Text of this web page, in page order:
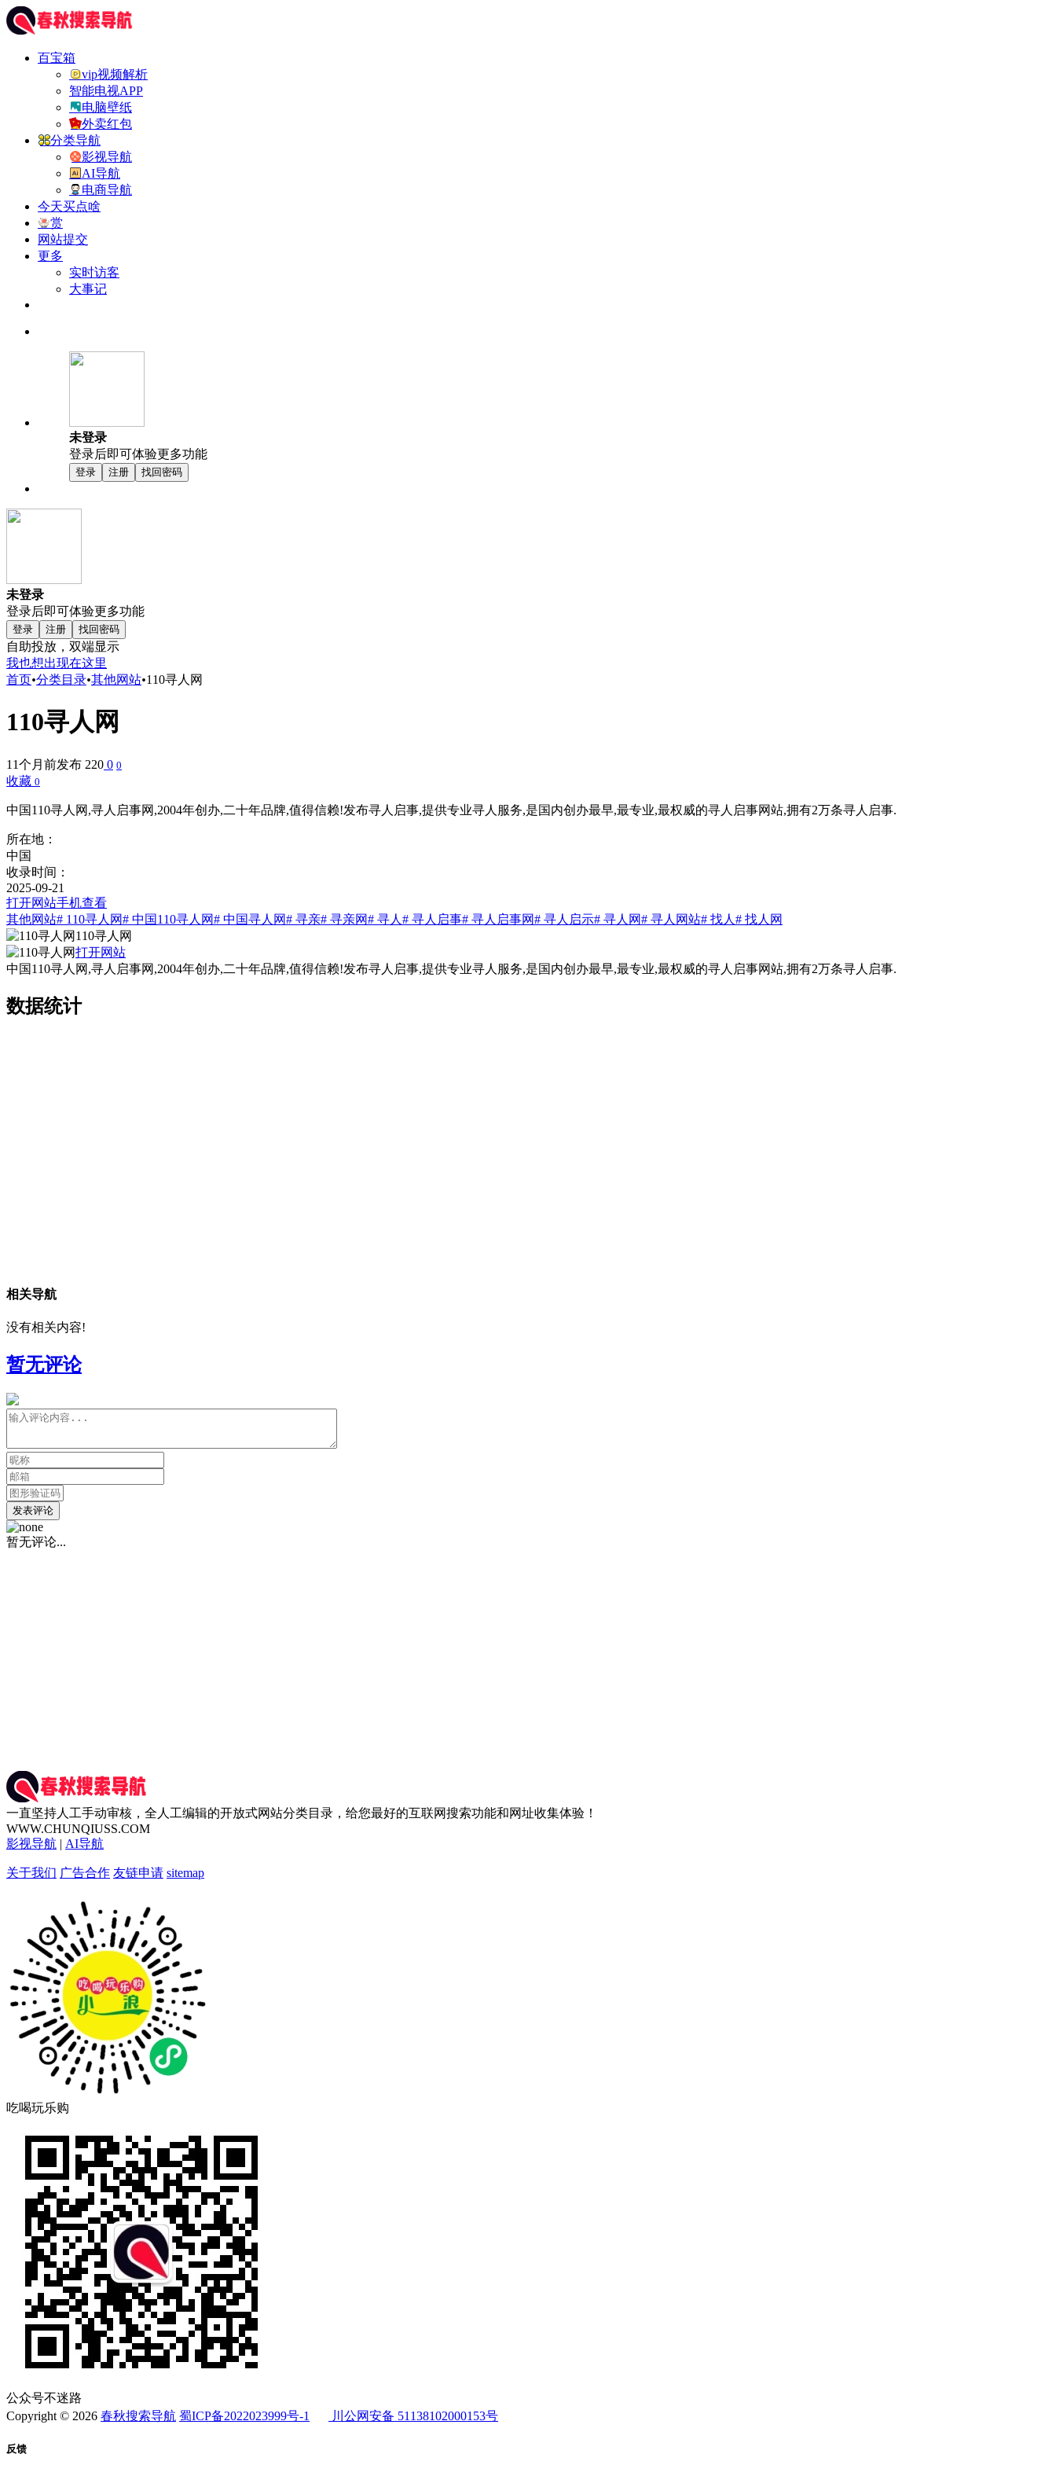
百宝箱
vip视频解析
智能电视APP
电脑壁纸
外卖红包
分类导航
影视导航
AI导航
电商导航
今天买点啥
赏
网站提交
更多
实时访客
大事记
未登录
登录后即可体验更多功能
登录 注册 找回密码
未登录
登录后即可体验更多功能
登录 注册 找回密码
自助投放，双端显示
我也想出现在这里
首页•分类目录•其他网站•110寻人网
110寻人网
11个月前发布 220 0 0
收藏 0
中国110寻人网,寻人启事网,2004年创办,二十年品牌,值得信赖!发布寻人启事,提供专业寻人服务,是国内创办最早,最专业,最权威的寻人启事网站,拥有2万条寻人启事.
所在地：
中国
收录时间：
2025-09-21
打开网站手机查看
其他网站# 110寻人网# 中国110寻人网# 中国寻人网# 寻亲# 寻亲网# 寻人 # 寻人启事# 寻人启事网# 寻人启示# 寻人网# 寻人网站# 找人 # 找人网
110寻人网
打开网站
中国110寻人网,寻人启事网,2004年创办,二十年品牌,值得信赖!发布寻人启事,提供专业寻人服务,是国内创办最早,最专业,最权威的寻人启事网站,拥有2万条寻人启事.
数据统计
相关导航
没有相关内容!
暂无评论
发表评论
暂无评论...
一直坚持人工手动审核，全人工编辑的开放式网站分类目录，给您最好的互联网搜索功能和网址收集体验！
WWW.CHUNQIUSS.COM
影视导航 | AI导航
关于我们 广告合作 友链申请 sitemap
吃喝玩乐购
公众号不迷路
Copyright © 2026 春秋搜索导航 蜀ICP备2022023999号-1 川公网安备 51138102000153号
反馈